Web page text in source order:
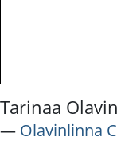
Tarinaa
― Olavinlinna